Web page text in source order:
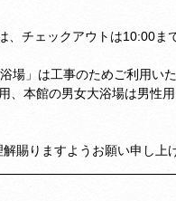
チェックアウトは10:00ま
」は工事のためご利用いた
、本館の男女大浴場は男性
賜りますようお願い申し上